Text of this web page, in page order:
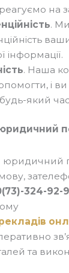
на
.
інформації.
. Наша
і
який
324-92-
та